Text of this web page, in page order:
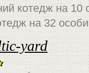
котедж на 10
на 32
yard